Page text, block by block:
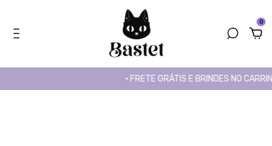
0
• FRETE GRÁTIS E BRINDES NO CARRINHO •